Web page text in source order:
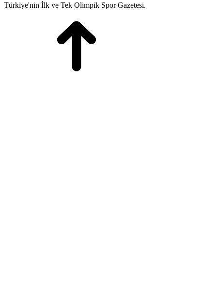
Türkiye'nin İlk ve Tek Olimpik Spor Gazetesi.